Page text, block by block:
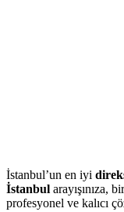
İstanbul’un en iyi
İstanbul arayışınıza,
profesyonel ve kalıcı